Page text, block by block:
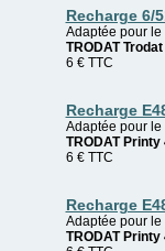
Recharge 6/
Adaptée pour le
TRODAT
6 €TTC
Recharge
Adaptée pour le
TRODAT Printy
6 €TTC
Recharge
Adaptée pour le
TRODAT Printy